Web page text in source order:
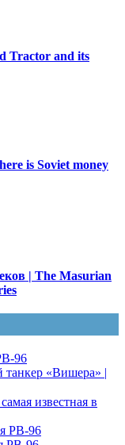
Tractor and its
is Soviet money
| The Masurian
96
танкер «Вишера» |
известная в
РВ-96